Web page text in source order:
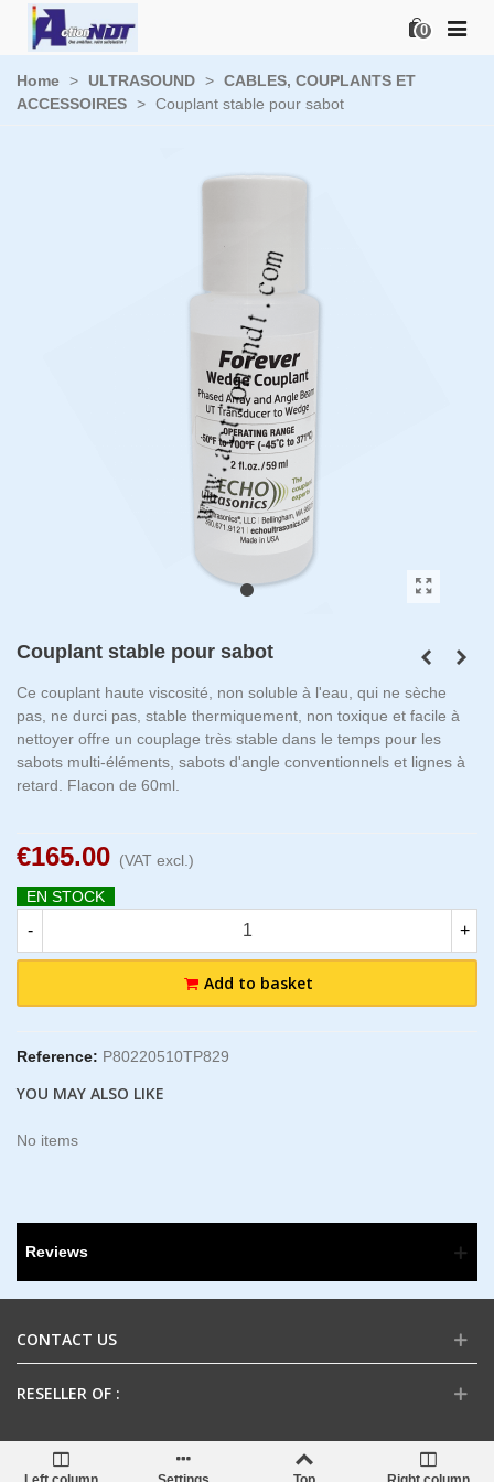
0
Home > ULTRASOUND > CABLES, COUPLANTS ET
ACCESSOIRES > Couplant stable pour sabot
Couplant stable pour sabot
Ce couplant haute viscosité, non soluble à l'eau, qui ne sèche
pas, ne durci pas, stable thermiquement, non toxique et facile à
nettoyer offre un couplage très stable dans le temps pour les
sabots multi-éléments, sabots d'angle conventionnels et lignes à
retard. Flacon de 60ml.
€165.00 (VAT excl.)
EN STOCK
- +
Add to basket
Reference: P80220510TP829
YOU MAY ALSO LIKE
No items
Reviews
CONTACT US
RESELLER OF :